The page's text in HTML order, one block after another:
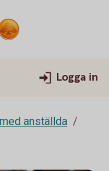
Logga in
anställda